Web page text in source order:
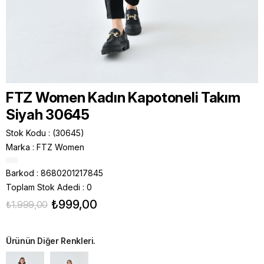
FTZ Women Kadın Kapotoneli Takım
Siyah 30645
Stok Kodu
(30645)
Marka : FTZ Women
Barkod : 8680201217845
Toplam Stok Adedi : 0
₺1.999,00 ₺999,00
Ürünün Diğer Renkleri.